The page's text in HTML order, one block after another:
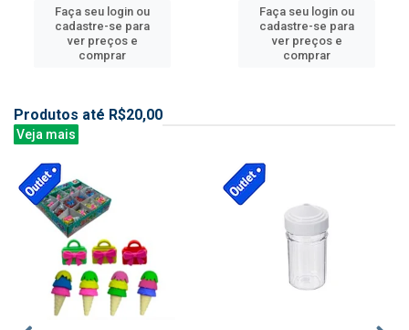
Faça seu login ou
cadastre-se para
ver preços e
comprar
Faça seu login ou
cadastre-se para
ver preços e
comprar
Produtos até R$20,00
Veja mais